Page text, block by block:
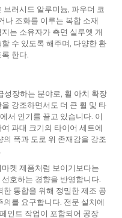
러시드 알루미늄, 파우더 코
나 조화를 이루는 복합 소재
는 소유자가 측면 실루엣 개
수 있도록 해주며, 다양한 환
한다.
장하는 분야로, 휠 아치 확장
강조하면서도 더 큰 휠 및 타
서 인기를 끌고 있습니다. 이
과대 크기의 타이어 세트에
폭과 도로 위 존재감을 강조
켓 제품처럼 보이기보다는
호하는 경향을 반영합니다.
통합을 위해 정밀한 제조 공
를 요구합니다. 전문 설치에
인트 작업이 포함되어 공장